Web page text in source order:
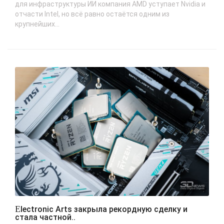
для инфраструктуры ИИ компания AMD уступает Nvidia и
отчасти Intel, но всё равно остаётся одним из
крупнейших...
Electronic Arts закрыла рекордную сделку и
стала частной..